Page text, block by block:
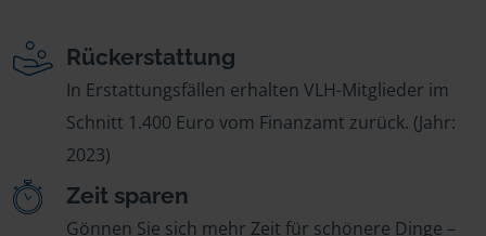
Rückerstattung
In Erstattungsfällen erhalten VLH-Mitglieder im
Schnitt 1.400 Euro vom Finanzamt zurück. (Jahr:
2023)
Zeit sparen
Gönnen Sie sich mehr Zeit für schönere Dinge –